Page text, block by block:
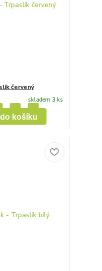
červený
skladem 3 ks
košíku